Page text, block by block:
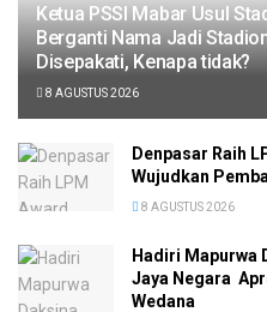
Ketua PSSI Mabar Usul
Berganti Nama Jadi
Disepakati, Kenapa tidak?
8 AGUSTUS 2026
Denpasar Raih
Wujudkan
8 AGUSTUS 2026
Hadiri Mapurwa
Jaya Negara
Wedana